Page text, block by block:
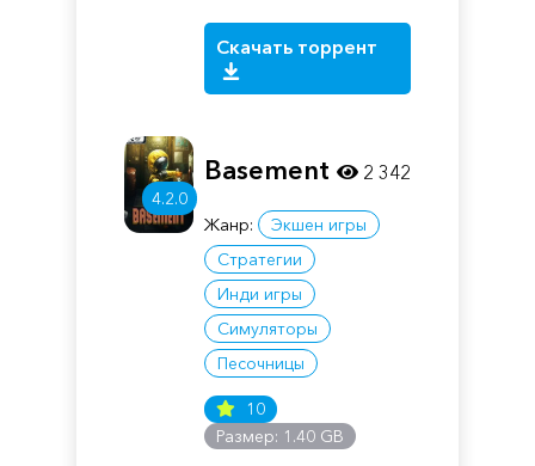
Скачать торрент
4.2.0
Basement
Жанр:
Экшен игры
Стратегии
Инди игры
Симуляторы
Песочницы
10
Размер: 1.40 GB
2 342